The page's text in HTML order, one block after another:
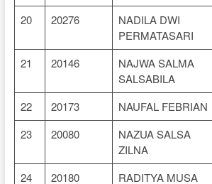
20 20276
NADILA DWI
PERMATASARI
21 20146
NAJWA SALMA
SALSABILA
22 20173 NAUFAL FEBRIAN
23
20080
NAZUA SALSA
ZILNA
24 20180
RADITYA MUSA